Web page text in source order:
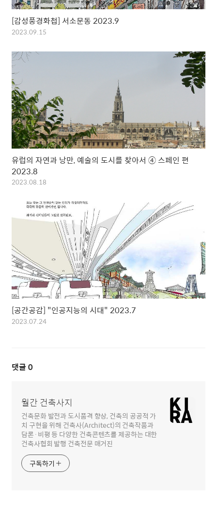
[감성풍경화첩] 서소문동 2023.9
2023.09.15
유럽의 자연과 낭만, 예술의 도시를 찾아서 ④ 스페인 편
2023.8
2023.08.18
[공간공감] "인공지능의 시대" 2023.7
2023.07.24
댓글 0
월간 건축사지
건축문화 발전과 도시품격 향상, 건축의 공공적 가
치 구현을 위해 건축사(Architect)의 건축작품과
담론·비평 등 다양한 건축콘텐츠를 제공하는 대한
건축사협회 발행 건축전문 매거진
구독하기